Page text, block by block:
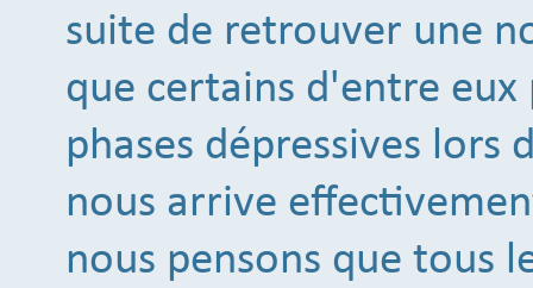
suite de retrouver une
que certains d'entre
phases dépressives lors
nous arrive
nous pensons que tous